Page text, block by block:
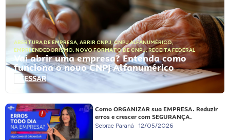
ABERTURA DE EMPRESA, ABRIR CNPJ,CNPJ ALFANUMÉRICO,
EMPREENDEDORISMO, NOVO FORMATO DE CNPJ,RECEITA FEDERAL
Vai abrir uma empresa? Entenda como
funciona o novo CNPJ Alfanumérico
ACESSAR
Como ORGANIZAR sua EMPRESA. Reduzir
erros e crescer com SEGURANÇA.
Sebrae Paraná 12/05/2026